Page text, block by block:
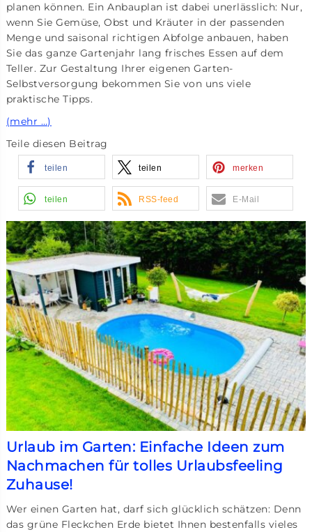
planen können. Ein Anbauplan ist dabei unerlässlich: Nur,
wenn Sie Gemüse, Obst und Kräuter in der passenden
Menge und saisonal richtigen Abfolge anbauen, haben
Sie das ganze Gartenjahr lang frisches Essen auf dem
Teller. Zur Gestaltung Ihrer eigenen Garten-
Selbstversorgung bekommen Sie von uns viele
praktische Tipps.
(mehr …)
Teile diesen Beitrag
teilen teilen merken
teilen RSS-feed E-Mail
Urlaub im Garten: Einfache Ideen zum
Nachmachen für tolles Urlaubsfeeling
Zuhause!
Wer einen Garten hat, darf sich glücklich schätzen: Denn
das grüne Fleckchen Erde bietet Ihnen bestenfalls vieles